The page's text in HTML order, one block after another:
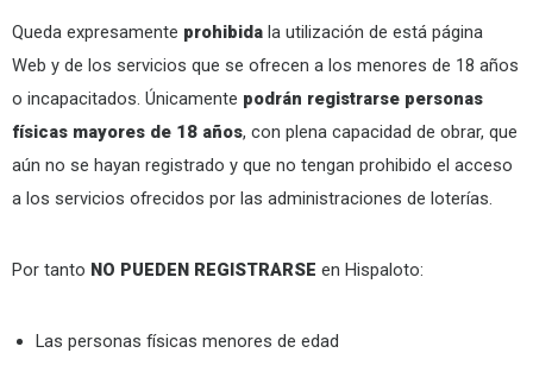
Queda expresamente prohibida la utilización de está página
Web y de los servicios que se ofrecen a los menores de 18 años
o incapacitados. Únicamente podrán registrarse personas
físicas mayores de 18 años, con plena capacidad de obrar, que
aún no se hayan registrado y que no tengan prohibido el acceso
a los servicios ofrecidos por las administraciones de loterías.
Por tanto NO PUEDEN REGISTRARSE en Hispaloto:
Las personas físicas menores de edad